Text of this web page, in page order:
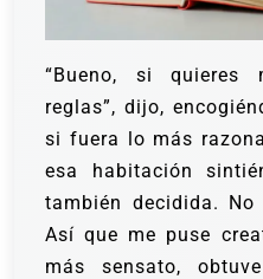
“Bueno, si quieres
reglas”, dijo,
si fuera lo más
esa habitación
también decidida.
Así que me puse
más sensato,